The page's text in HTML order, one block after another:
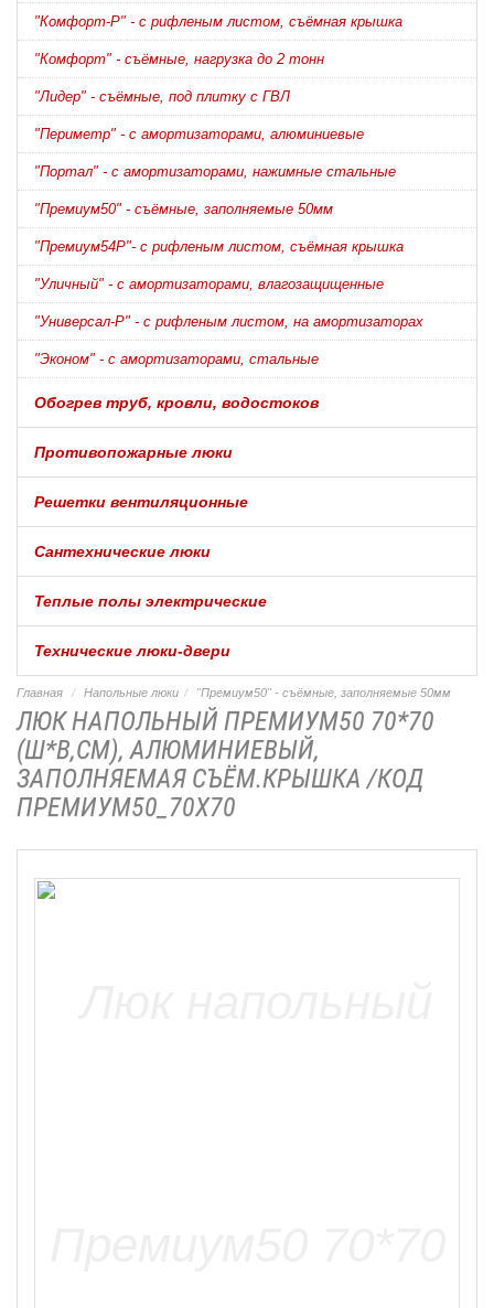
"Комфорт-Р" - с рифленым листом, съёмная крышка
"Комфорт" - съёмные, нагрузка до 2 тонн
"Лидер" - съёмные, под плитку с ГВЛ
"Периметр" - с амортизаторами, алюминиевые
"Портал" - с амортизаторами, нажимные стальные
"Премиум50" - съёмные, заполняемые 50мм
"Премиум54Р"- с рифленым листом, съёмная крышка
"Уличный" - с амортизаторами, влагозащищенные
"Универсал-Р" - с рифленым листом, на амортизаторах
"Эконом" - с амортизаторами, стальные
Обогрев труб, кровли, водостоков
Противопожарные люки
Решетки вентиляционные
Сантехнические люки
Теплые полы электрические
Технические люки-двери
Главная Напольные люки "Премиум50" - съёмные, заполняемые 50мм
ЛЮК НАПОЛЬНЫЙ ПРЕМИУМ50 70*70
(Ш*В,СМ), АЛЮМИНИЕВЫЙ,
ЗАПОЛНЯЕМАЯ СЪЁМ.КРЫШКА /КОД
ПРЕМИУМ50_70Х70